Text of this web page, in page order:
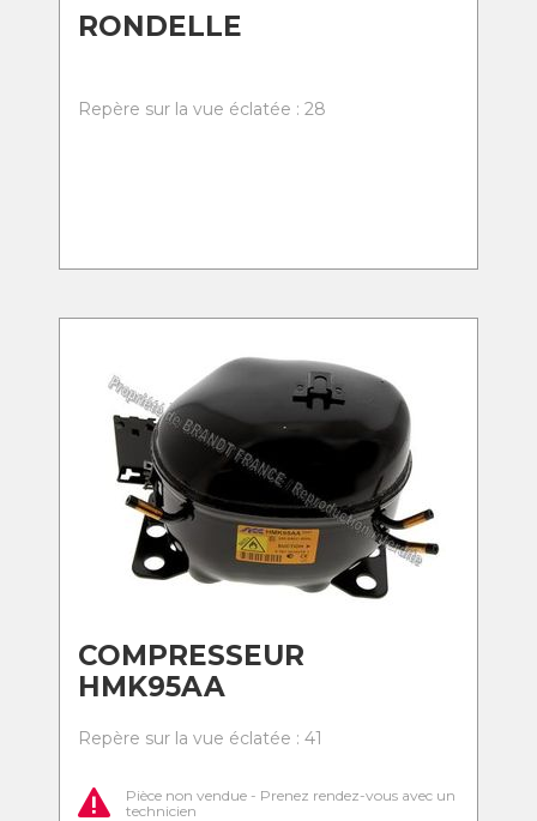
RONDELLE
Repère sur la vue éclatée : 28
COMPRESSEUR
HMK95AA
Repère sur la vue éclatée : 41
Pièce non vendue - Prenez rendez-vous avec un
technicien